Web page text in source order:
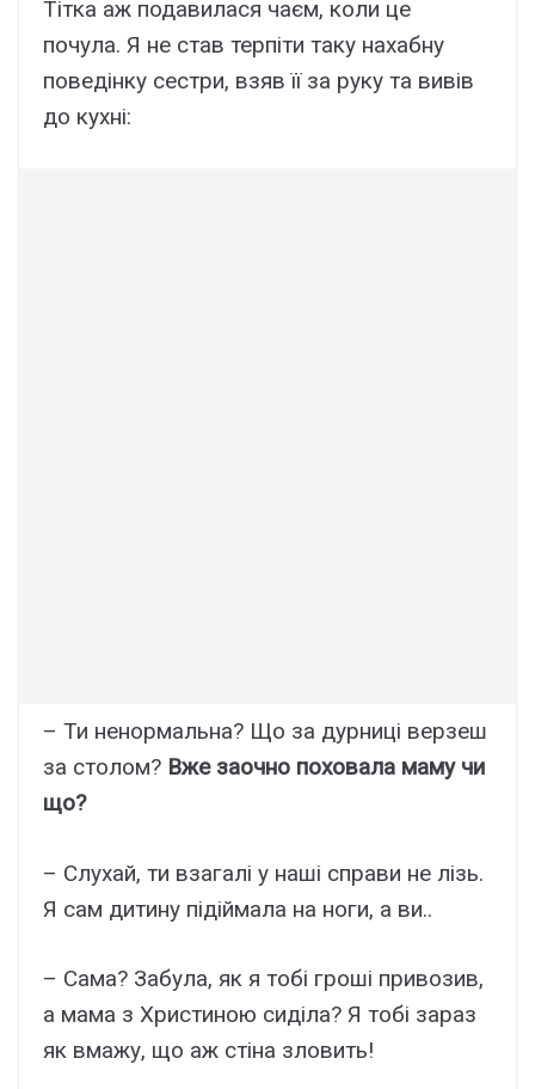
Тітка аж подавилася чаєм, коли це
почула. Я не став терпіти таку нахабну
поведінку сестри, взяв її за руку та вивів
до кухні:
– Ти ненормальна? Що за дурниці верзеш
за столом? Вже заочно поховала маму чи
що?
– Слухай, ти взагалі у наші справи не лізь.
Я сам дитину підіймала на ноги, а ви..
– Сама? Забула, як я тобі гроші привозив,
а мама з Христиною сиділа? Я тобі зараз
як вмажу, що аж стіна зловить!